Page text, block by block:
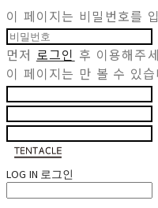
이 페이지는 비밀번호를
먼저 로그인 후 이용해주
이 페이지는 만 볼 수 있
LOG IN 로그인